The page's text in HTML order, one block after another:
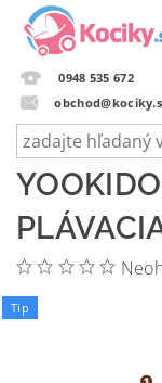
0948 535 672
Tip